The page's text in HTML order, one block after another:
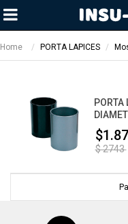
Home PORTA LAPICES
PORTA
$ 2743